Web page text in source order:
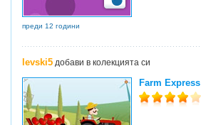
преди 12 години
levski5 добави в колекцията си
Farm Express